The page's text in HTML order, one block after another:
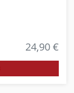
24,90 €